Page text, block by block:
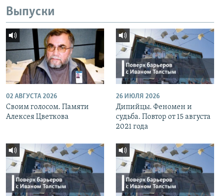
Выпуски
02 АВГУСТА 2026
Своим голосом. Памяти
Алексея Цветкова
26 ИЮЛЯ 2026
Дипийцы. Феномен и
судьба. Повтор от 15 августа
2021 года